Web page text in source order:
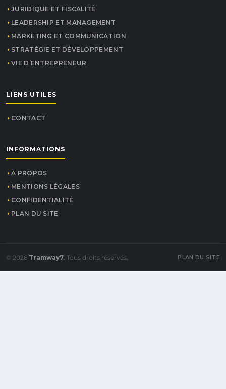
JURIDIQUE ET FISCALITÉ
LEADERSHIP ET MANAGEMENT
MARKETING ET COMMUNICATION
STRATÉGIE ET DÉVELOPPEMENT
VIE D’ENTREPRENEUR
LIENS UTILES
CONTACT
INFORMATIONS
À PROPOS
MENTIONS LÉGALES
CONFIDENTIALITÉ
PLAN DU SITE
© 2026 Tramway7. Tous droits réservés. PLAN DU SITE